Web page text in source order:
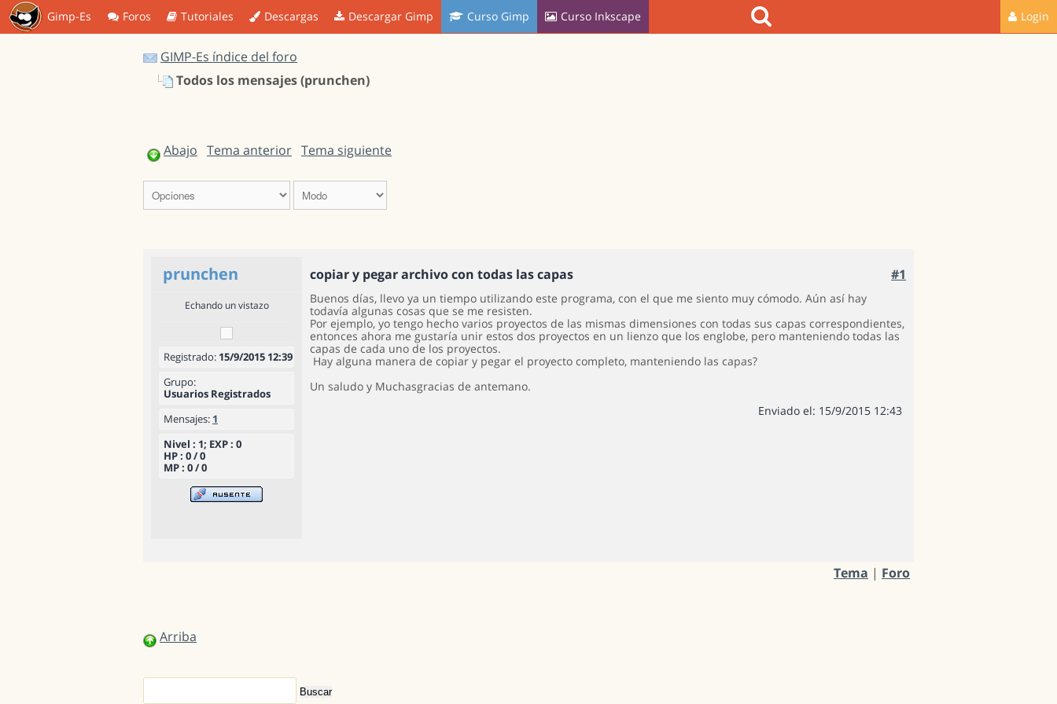
Gimp-Es Foros Tutoriales Descargas Descargar Gimp Curso Gimp Curso Inkscape Login
GIMP-Es índice del foro
Todos los mensajes (prunchen)
Abajo Tema anterior Tema siguiente
prunchen copiar y pegar archivo con todas las capas #1
Echando un vistazo
Registrado: 15/9/2015 12:39
Grupo:
Usuarios Registrados
Mensajes: 1
Nivel : 1; EXP : 0
HP : 0 / 0
MP : 0 / 0
Buenos días, llevo ya un tiempo utilizando este programa, con el que me siento muy cómodo. Aún así hay
todavía algunas cosas que se me resisten.
Por ejemplo, yo tengo hecho varios proyectos de las mismas dimensiones con todas sus capas correspondientes,
entonces ahora me gustaría unir estos dos proyectos en un lienzo que los englobe, pero manteniendo todas las
capas de cada uno de los proyectos.
Hay alguna manera de copiar y pegar el proyecto completo, manteniendo las capas?
Un saludo y Muchasgracias de antemano.
Enviado el: 15/9/2015 12:43
Tema | Foro
Arriba